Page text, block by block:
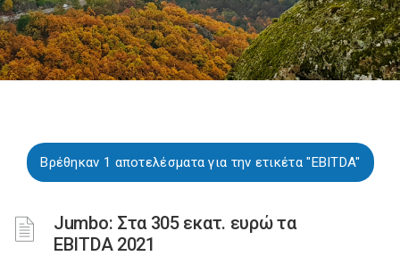
Βρέθηκαν 1 αποτελέσματα για την ετικέτα "EBITDA"
Jumbo: Στα 305 εκατ. ευρώ τα
EBITDA 2021